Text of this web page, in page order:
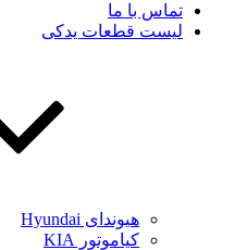
تماس با ما
لیست قطعات یدکی
هیوندای Hyundai
کیاموتور KIA